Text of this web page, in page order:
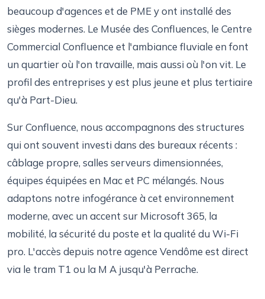
beaucoup d'agences et de PME y ont installé des
sièges modernes. Le Musée des Confluences, le Centre
Commercial Confluence et l'ambiance fluviale en font
un quartier où l'on travaille, mais aussi où l'on vit. Le
profil des entreprises y est plus jeune et plus tertiaire
qu'à Part-Dieu.
Sur Confluence, nous accompagnons des structures
qui ont souvent investi dans des bureaux récents :
câblage propre, salles serveurs dimensionnées,
équipes équipées en Mac et PC mélangés. Nous
adaptons notre infogérance à cet environnement
moderne, avec un accent sur Microsoft 365, la
mobilité, la sécurité du poste et la qualité du Wi-Fi
pro. L'accès depuis notre agence Vendôme est direct
via le tram T1 ou la M A jusqu'à Perrache.